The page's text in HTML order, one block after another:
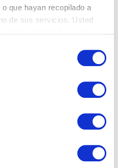
que hayan recopilado a
de sus servicios. Usted